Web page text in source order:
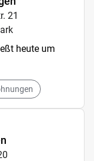
21
heute um